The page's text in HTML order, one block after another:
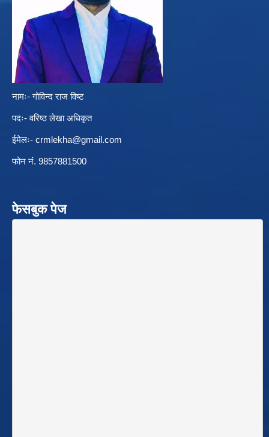
नामः- गोविन्द राज विष्ट
पदः- वरिष्ठ लेखा अधिकृत
ईमेलः- crmlekha@gmail.com
फोन नं. 9857881500
फेसबुक पेज